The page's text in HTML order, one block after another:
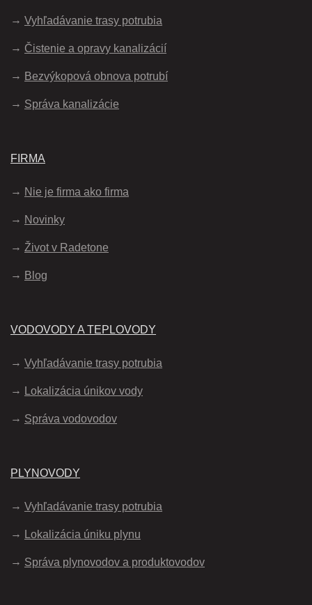
Vyhľadávanie trasy potrubia
Čistenie a opravy kanalizácií
Bezvýkopová obnova potrubí
Správa kanalizácie
FIRMA
Nie je firma ako firma
Novinky
Život v Radetone
Blog
VODOVODY A TEPLOVODY
Vyhľadávanie trasy potrubia
Lokalizácia únikov vody
Správa vodovodov
PLYNOVODY
Vyhľadávanie trasy potrubia
Lokalizácia úniku plynu
Správa plynovodov a produktovodov